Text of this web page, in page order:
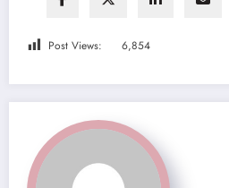
Post Views: 6,854